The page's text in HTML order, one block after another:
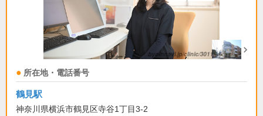
所在地・電話番号
鶴見駅
神奈川県横浜市鶴見区寺谷1丁目3-2